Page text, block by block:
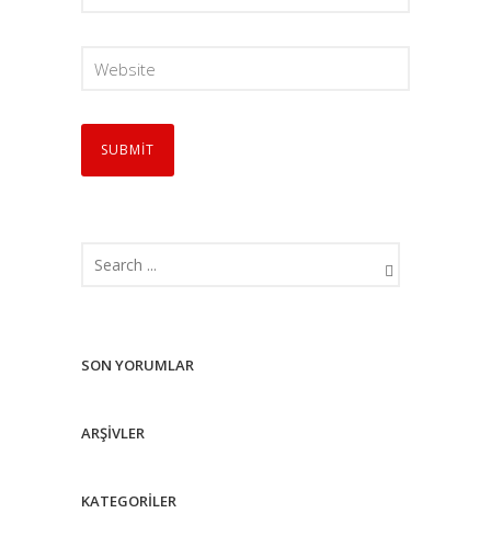
SON YORUMLAR
ARŞIVLER
KATEGORILER